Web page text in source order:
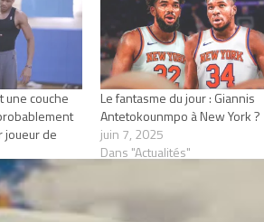
une couche
joueur de
Le fantasme du jour : Giannis
Antetokounmpo à New York ?
juin 7, 2025
Dans "Actualités"